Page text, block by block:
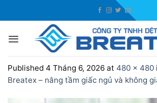
Published 4 Tháng 6, 2026 at 480 × 480
Breatex – nâng tầm giấc ngủ và không